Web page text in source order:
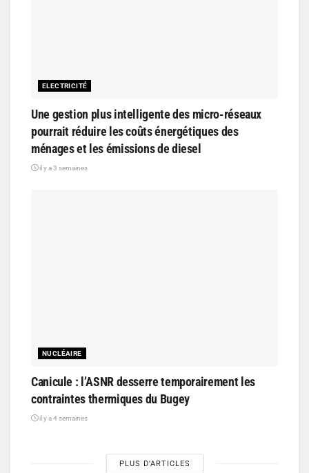
ELECTRICITÉ
Une gestion plus intelligente des micro-réseaux
pourrait réduire les coûts énergétiques des
ménages et les émissions de diesel
il y a 3 semaines
NUCLÉAIRE
Canicule : l’ASNR desserre temporairement les
contraintes thermiques du Bugey
il y a 4 semaines
PLUS D'ARTICLES